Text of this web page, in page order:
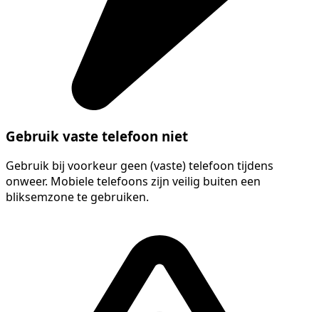
Gebruik vaste telefoon niet
Gebruik bij voorkeur geen (vaste) telefoon tijdens
onweer. Mobiele telefoons zijn veilig buiten een
bliksemzone te gebruiken.